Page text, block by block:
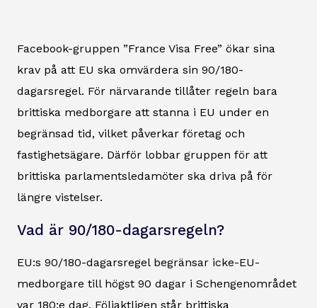
Facebook-gruppen ”France Visa Free” ökar sina
krav på att EU ska omvärdera sin 90/180-
dagarsregel. För närvarande tillåter regeln bara
brittiska medborgare att stanna i EU under en
begränsad tid, vilket påverkar företag och
fastighetsägare. Därför lobbar gruppen för att
brittiska parlamentsledamöter ska driva på för
längre vistelser.
Vad är 90/180-dagarsregeln?
EU:s 90/180-dagarsregel begränsar icke-EU-
medborgare till högst 90 dagar i Schengenområdet
var 180:e dag. Följaktligen står brittiska